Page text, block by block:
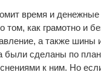
время и
как грамотно и
а также
были сделаны по
к ним. Но